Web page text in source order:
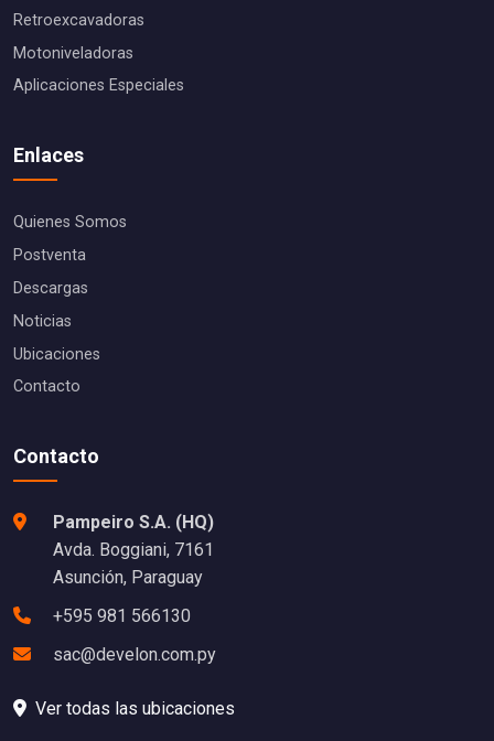
Retroexcavadoras
Motoniveladoras
Aplicaciones Especiales
Enlaces
Quienes Somos
Postventa
Descargas
Noticias
Ubicaciones
Contacto
Contacto
Pampeiro S.A. (HQ)
Avda. Boggiani, 7161
Asunción, Paraguay
+595 981 566130
sac@develon.com.py
Ver todas las ubicaciones